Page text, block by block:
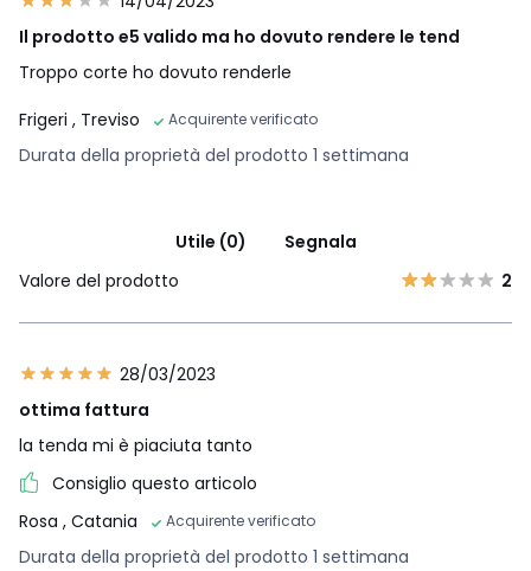
Il prodotto e5 valido ma ho dovuto rendere le tend
Troppo corte ho dovuto renderle
Frigeri , Treviso Acquirente verificato
Durata della proprietà del prodotto 1 settimana
Utile (0)
Segnala
Valore del prodotto
2
28/03/2023
ottima fattura
la tenda mi è piaciuta tanto
Consiglio questo articolo
Rosa , Catania Acquirente verificato
Durata della proprietà del prodotto 1 settimana